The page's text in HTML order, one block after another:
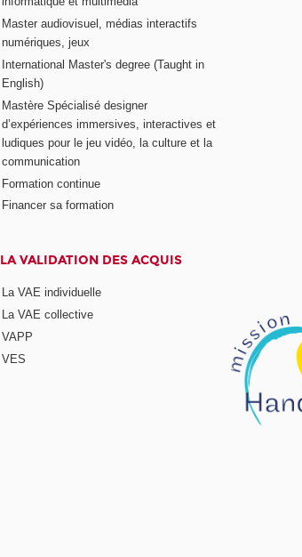
Master audiovisuel, médias interactifs
numériques, jeux
International Master's degree (Taught in
English)
Mastère Spécialisé designer
d’expériences immersives, interactives et
ludiques pour le jeu vidéo, la culture et la
communication
Formation continue
Financer sa formation
LA VALIDATION DES ACQUIS
La VAE individuelle
La VAE collective
VAPP
VES